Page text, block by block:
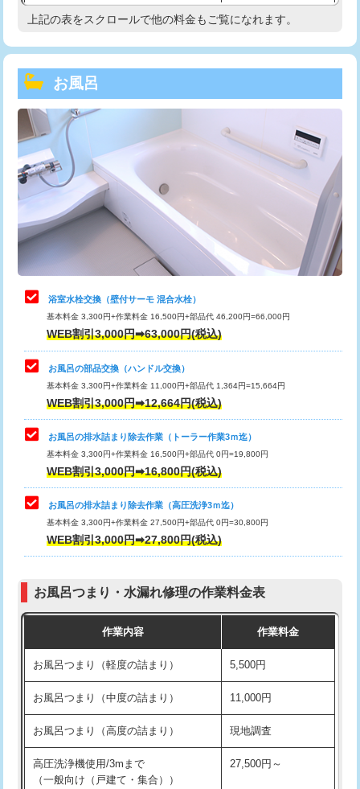
高度高圧洗浄換 現地調査
トーラー機使用/3mまで
追加トーラー機使用/3m超え
カメラ調査 33,000円
桝清掃 8,800円
止水・漏水調査・防水処理・清掃・修
理・調整・分解・加工など（軽作業）
止水・漏水調査・防水処理・清掃・修
理・調整・分解・加工など（中作業）
22,000円
止水・漏水調査・防水処理・清掃・修
理・調整・分解・加工など（重作業）
33,000円
トイレタンク脱着
トイレ便器脱着
タンクレストイレ脱着 33,000円
小便器トイレ脱着
その他部品の脱着 8,800円～
交換・取付（タンク）
交換・取付（普通便座） 11,000円+材料費
交換・取付（温水洗浄便座） 16,500円+材料費
交換・取付(単水栓（壁付・デッキ
式）)
13,200円+材料費
交換・取付(混合水栓（壁付・デッキ
式・ワンホール）)
16,500円+材料費
交換・取付(排水栓・排水トラップ
（P/S/ポップアップ））
22,000円+材料費
上記の表をスクロールで他の料金もご覧になれます。
お風呂
浴室水栓交換（壁付サーモ 混合水栓）
基本料金 3,300円+作業料金 16,500円+部品代 46,200円=66,000円
WEB割引3,000円➡63,000円(税込)
お風呂の部品交換（ハンドル交換）
基本料金 3,300円+作業料金 11,000円+部品代 1,364円=15,664円
WEB割引3,000円➡12,664円(税込)
お風呂の排水詰まり除去作業（トーラー作業3ｍ迄）
基本料金 3,300円+作業料金 16,500円+部品代 0円=19,800円
WEB割引3,000円➡16,800円(税込)
お風呂の排水詰まり除去作業（高圧洗浄3ｍ迄）
基本料金 3,300円+作業料金 27,500円+部品代 0円=30,800円
WEB割引3,000円➡27,800円(税込)
お風呂つまり・水漏れ修理の作業料金表
作業内容 作業料金
お風呂つまり（軽度の詰まり） 5,500円
お風呂つまり（中度の詰まり） 11,000円
お風呂つまり（高度の詰まり） 現地調査
高圧洗浄機使用/3mまで
（一般向け（戸建て・集合））
27,500円～